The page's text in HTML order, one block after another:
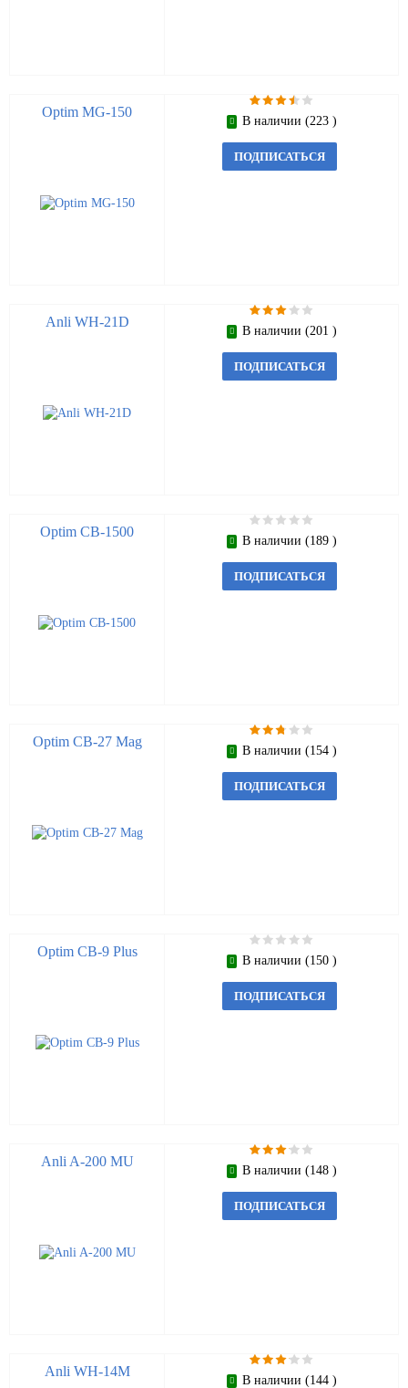
Optim MG-150
В наличии (223 )
ПОДПИСАТЬСЯ
Anli WH-21D
В наличии (201 )
ПОДПИСАТЬСЯ
Optim CB-1500
В наличии (189 )
ПОДПИСАТЬСЯ
Optim CB-27 Mag
В наличии (154 )
ПОДПИСАТЬСЯ
Optim CB-9 Plus
В наличии (150 )
ПОДПИСАТЬСЯ
Anli A-200 MU
В наличии (148 )
ПОДПИСАТЬСЯ
Anli WH-14M
В наличии (144 )